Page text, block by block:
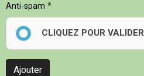
Anti-spam
CLIQUEZ POUR VALIDER
Ajouter